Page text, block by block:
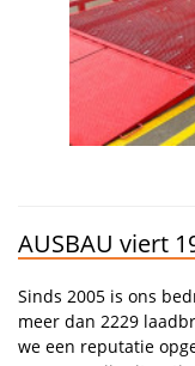
AUSBAU viert
Sinds 2005 is ons
meer dan 2229
we een reputatie